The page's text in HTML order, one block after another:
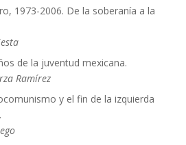
1973-2006. De la soberanía a la
de la juventud mexicana.
Ramírez
y el fin de la izquierda